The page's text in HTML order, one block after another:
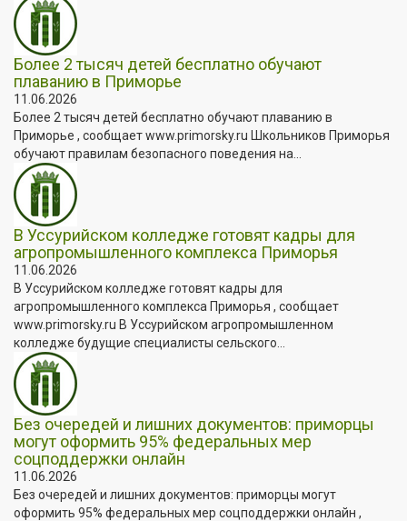
Более 2 тысяч детей бесплатно обучают
плаванию в Приморье
11.06.2026
Более 2 тысяч детей бесплатно обучают плаванию в
Приморье , сообщает www.primorsky.ru Школьников Приморья
обучают правилам безопасного поведения на...
В Уссурийском колледже готовят кадры для
агропромышленного комплекса Приморья
11.06.2026
В Уссурийском колледже готовят кадры для
агропромышленного комплекса Приморья , сообщает
www.primorsky.ru В Уссурийском агропромышленном
колледже будущие специалисты сельского...
Без очередей и лишних документов: приморцы
могут оформить 95% федеральных мер
соцподдержки онлайн
11.06.2026
Без очередей и лишних документов: приморцы могут
оформить 95% федеральных мер соцподдержки онлайн ,